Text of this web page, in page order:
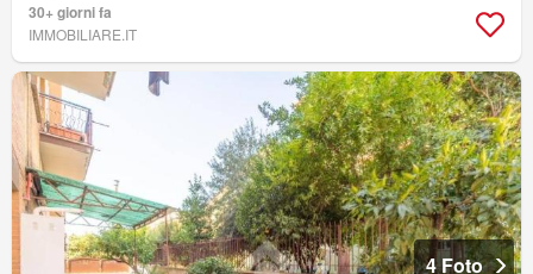
30+ giorni fa
IMMOBILIARE.IT
4 Foto